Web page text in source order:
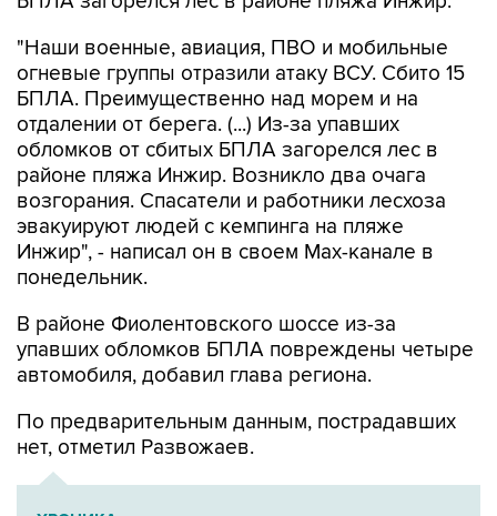
"Наши военные, авиация, ПВО и мобильные
огневые группы отразили атаку ВСУ. Сбито 15
БПЛА. Преимущественно над морем и на
отдалении от берега. (...) Из-за упавших
обломков от сбитых БПЛА загорелся лес в
районе пляжа Инжир. Возникло два очага
возгорания. Спасатели и работники лесхоза
эвакуируют людей с кемпинга на пляже
Инжир", - написал он в своем Мах-канале в
понедельник.
В районе Фиолентовского шоссе из-за
упавших обломков БПЛА повреждены четыре
автомобиля, добавил глава региона.
По предварительным данным, пострадавших
нет, отметил Развожаев.